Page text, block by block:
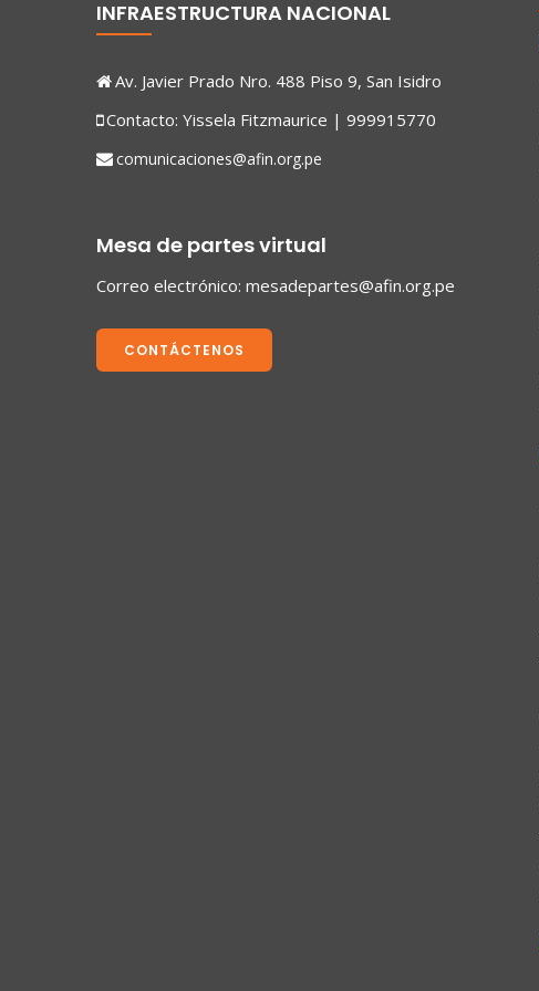
INFRAESTRUCTURA NACIONAL
Av. Javier Prado Nro. 488 Piso 9, San Isidro
Contacto: Yissela Fitzmaurice | 999915770
comunicaciones@afin.org.pe
Mesa de partes virtual
Correo electrónico: mesadepartes@afin.org.pe
CONTÁCTENOS